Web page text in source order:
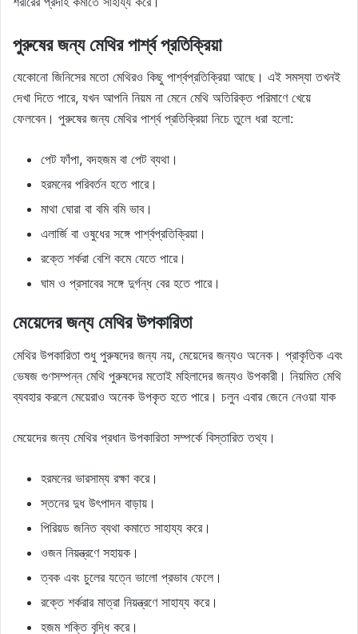
পুরুষের জন্য মেথির পার্শ্ব প্রতিক্রিয়া
যেকোনো জিনিসের মতো মেথিরও কিছু পার্শ্বপ্রতিক্রিয়া আছে। এই সমস্যা তখনই
দেখা দিতে পারে, যখন আপনি নিয়ম না মেনে মেথি অতিরিক্ত পরিমাণে খেয়ে
ফেলবেন। পুরুষের জন্য মেথির পার্শ্ব প্রতিক্রিয়া নিচে তুলে ধরা হলো:
পেট ফাঁপা, বদহজম বা পেট ব্যথা।
হরমনের পরিবর্তন হতে পারে।
মাথা ঘোরা বা বমি বমি ভাব।
এলার্জি বা ওষুধের সঙ্গে পার্শ্বপ্রতিক্রিয়া।
রক্তে শর্করা বেশি কমে যেতে পারে।
ঘাম ও প্রসাবের সঙ্গে দুর্গন্ধ বের হতে পারে।
মেয়েদের জন্য মেথির উপকারিতা
মেথির উপকারিতা শুধু পুরুষদের জন্য নয়, মেয়েদের জন্যও অনেক। প্রাকৃতিক এবং
ভেষজ গুণসম্পন্ন মেথি পুরুষদের মতোই মহিলাদের জন্যও উপকারী। নিয়মিত মেথি
ব্যবহার করলে মেয়েরাও অনেক উপকৃত হতে পারে। চলুন এবার জেনে নেওয়া যাক
মেয়েদের জন্য মেথির প্রধান উপকারিতা সম্পর্কে বিস্তারিত তথ্য।
হরমনের ভারসাম্য রক্ষা করে।
স্তনের দুধ উৎপাদন বাড়ায়।
পিরিয়ড জনিত ব্যথা কমাতে সাহায্য করে।
ওজন নিয়ন্ত্রণে সহায়ক।
ত্বক এবং চুলের যত্নে ভালো প্রভাব ফেলে।
রক্তে শর্করার মাত্রা নিয়ন্ত্রণে সাহায্য করে।
হজম শক্তি বৃদ্ধি করে।